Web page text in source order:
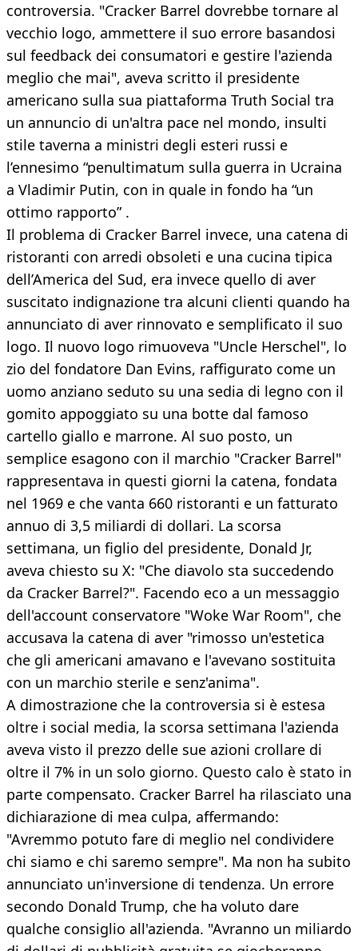
controversia. "Cracker Barrel dovrebbe tornare al
vecchio logo, ammettere il suo errore basandosi
sul feedback dei consumatori e gestire l'azienda
meglio che mai", aveva scritto il presidente
americano sulla sua piattaforma Truth Social tra
un annuncio di un'altra pace nel mondo, insulti
stile taverna a ministri degli esteri russi e
l’ennesimo “penultimatum sulla guerra in Ucraina
a Vladimir Putin, con in quale in fondo ha “un
ottimo rapporto” .
Il problema di Cracker Barrel invece, una catena di
ristoranti con arredi obsoleti e una cucina tipica
dell’America del Sud, era invece quello di aver
suscitato indignazione tra alcuni clienti quando ha
annunciato di aver rinnovato e semplificato il suo
logo. Il nuovo logo rimuoveva "Uncle Herschel", lo
zio del fondatore Dan Evins, raffigurato come un
uomo anziano seduto su una sedia di legno con il
gomito appoggiato su una botte dal famoso
cartello giallo e marrone. Al suo posto, un
semplice esagono con il marchio "Cracker Barrel"
rappresentava in questi giorni la catena, fondata
nel 1969 e che vanta 660 ristoranti e un fatturato
annuo di 3,5 miliardi di dollari. La scorsa
settimana, un figlio del presidente, Donald Jr,
aveva chiesto su X: "Che diavolo sta succedendo
da Cracker Barrel?". Facendo eco a un messaggio
dell'account conservatore "Woke War Room", che
accusava la catena di aver "rimosso un'estetica
che gli americani amavano e l'avevano sostituita
con un marchio sterile e senz'anima".
A dimostrazione che la controversia si è estesa
oltre i social media, la scorsa settimana l'azienda
aveva visto il prezzo delle sue azioni crollare di
oltre il 7% in un solo giorno. Questo calo è stato in
parte compensato. Cracker Barrel ha rilasciato una
dichiarazione di mea culpa, affermando:
"Avremmo potuto fare di meglio nel condividere
chi siamo e chi saremo sempre". Ma non ha subito
annunciato un'inversione di tendenza. Un errore
secondo Donald Trump, che ha voluto dare
qualche consiglio all'azienda. "Avranno un miliardo